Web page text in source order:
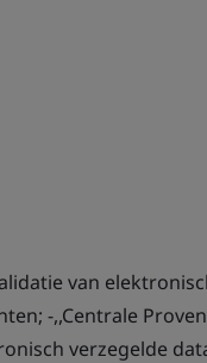
van
-,,Centrale
verzegelde